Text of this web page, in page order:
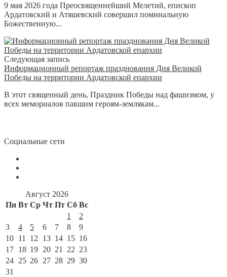
9 мая 2026 года Преосвященнейший Мелетий, епископ
Ардатовский и Атяшевский совершил поминальную
Божественную...
Следующая запись
Информационный репортаж празднования Дня Великой
Победы на территории Ардатовской епархии
В этот священный день, Праздник Победы над фашизмом, у
всех мемориалов павшим героям-землякам...
Социальные сети
Август 2026
Пн Вт Ср Чт Пт Сб Вс
1
2
3
4 5 6 7 8
9
10 11 12 13 14 15 16
17 18 19 20 21 22 23
24 25 26 27 28 29 30
31